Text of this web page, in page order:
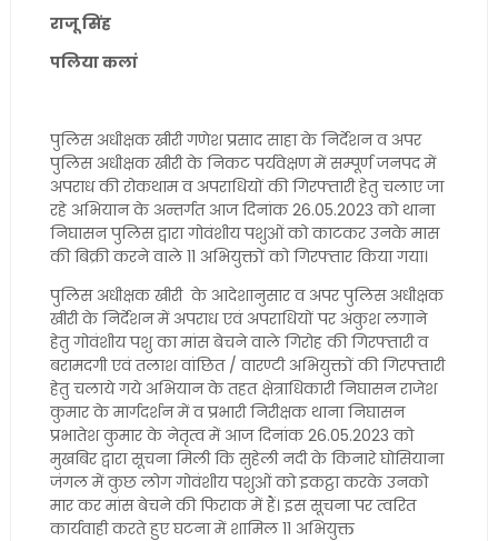
राजू सिंह
पलिया कलां
पुलिस अधीक्षक खीरी गणेश प्रसाद साहा के निर्देशन व अपर
पुलिस अधीक्षक खीरी के निकट पर्यवेक्षण में सम्पूर्ण जनपद में
अपराध की रोकथाम व अपराधियों की गिरफ्तारी हेतु चलाए जा
रहे अभियान के अन्तर्गत आज दिनांक 26.05.2023 को थाना
निघासन पुलिस द्वारा गोवंशीय पशुओं को काटकर उनके मास
की बिक्री करने वाले 11 अभियुक्तों को गिरफ्तार किया गया।
पुलिस अधीक्षक खीरी के आदेशानुसार व अपर पुलिस अधीक्षक
खीरी के निर्देशन में अपराध एवं अपराधियों पर अंकुश लगाने
हेतु गोवंशीय पशु का मांस बेचने वाले गिरोह की गिरफ्तारी व
बरामदगी एवं तलाश वांछित / वारण्टी अभियुक्तों की गिरफ्तारी
हेतु चलाये गये अभियान के तहत क्षेत्राधिकारी निघासन राजेश
कुमार के मार्गदर्शन में व प्रभारी निरीक्षक थाना निघासन
प्रभातेश कुमार के नेतृत्व में आज दिनांक 26.05.2023 को
मुखबिर द्वारा सूचना मिली कि सुहेली नदी के किनारे घोसियाना
जंगल में कुछ लोग गोवंशीय पशुओं को इकट्ठा करके उनको
मार कर मांस बेचने की फिराक में हैं। इस सूचना पर त्वरित
कार्यवाही करते हुए घटना में शामिल 11 अभियुक्त